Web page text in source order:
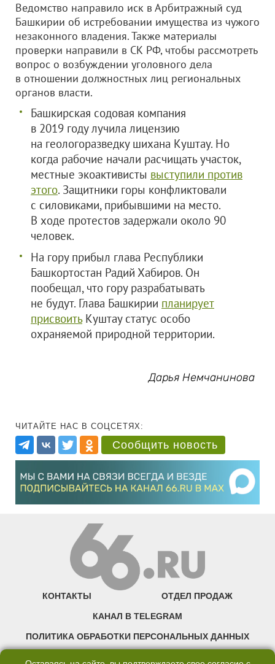
Ведомство направило иск в Арбитражный суд
Башкирии об истребовании имущества из чужого
незаконного владения. Также материалы
проверки направили в СК РФ, чтобы рассмотреть
вопрос о возбуждении уголовного дела
в отношении должностных лиц региональных
органов власти.
Башкирская содовая компания
в 2019 году лучила лицензию
на геологоразведку шихана Куштау. Но
когда рабочие начали расчищать участок,
местные экоактивисты выступили против
этого. Защитники горы конфликтовали
с силовиками, прибывшими на место.
В ходе протестов задержали около 90
человек.
На гору прибыл глава Республики
Башкортостан Радий Хабиров. Он
пообещал, что гору разрабатывать
не будут. Глава Башкирии планирует
присвоитьКуштау статус особо
охраняемой природной территории.
Дарья Немчанинова
ЧИТАЙТЕ НАС В СОЦСЕТЯХ:
Сообщить новость
КОНТАКТЫ ОТДЕЛ ПРОДАЖ
КАНАЛ В TELEGRAM
ПОЛИТИКА ОБРАБОТКИ ПЕРСОНАЛЬНЫХ ДАННЫХ